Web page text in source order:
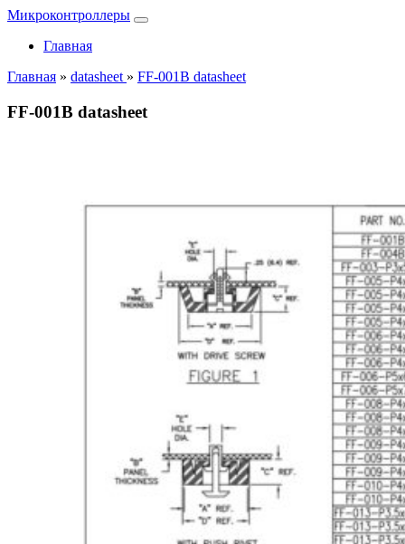
Микроконтроллеры
Главная
Главная » datasheet » FF-001B datasheet
FF-001B datasheet